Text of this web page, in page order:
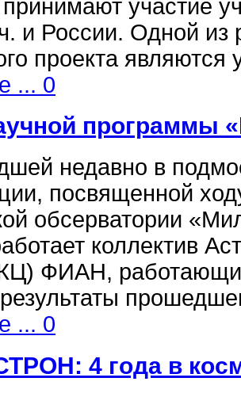
участие
и России. Одной из
проекта
... 0
программы
недавно в
посвященной
обсерватории
коллектив
ФИАН,
... 0
4 года в